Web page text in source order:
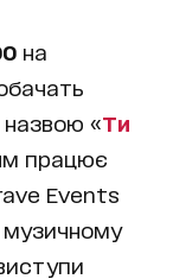
на
назвою «Ти
працює
Events